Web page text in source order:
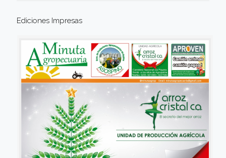
Ediciones Impresas